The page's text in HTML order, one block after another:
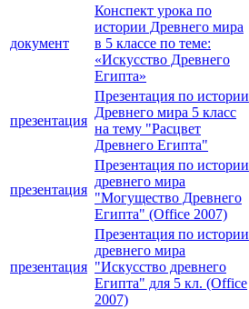
документ
Конспект урока по
истории Древнего мира
в 5 классе по теме:
«Искусство Древнего
Египта»
презентация
Презентация по истории
Древнего мира 5 класс
на тему "Расцвет
Древнего Египта"
презентация
Презентация по истории
древнего мира
"Могущество Древнего
Египта" (Office 2007)
презентация
Презентация по истории
древнего мира
"Искусство древнего
Египта" для 5 кл. (Office
2007)